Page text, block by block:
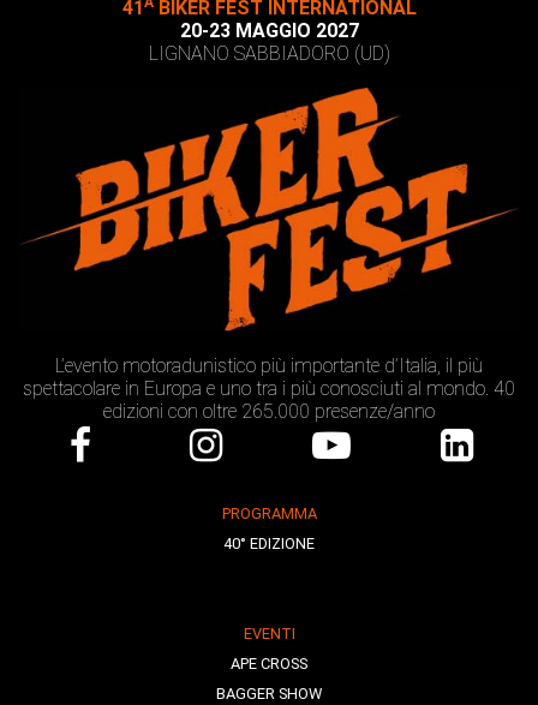
41 BIKER FEST INTERNATIONAL
20-23 MAGGIO 2027
LIGNANO SABBIADORO (UD)
L’evento motoradunistico più importante d’Italia, il più
spettacolare in Europa e uno tra i più conosciuti al mondo. 40
edizioni con oltre 265.000 presenze/anno
PROGRAMMA
40° EDIZIONE
EVENTI
APE CROSS
BAGGER SHOW